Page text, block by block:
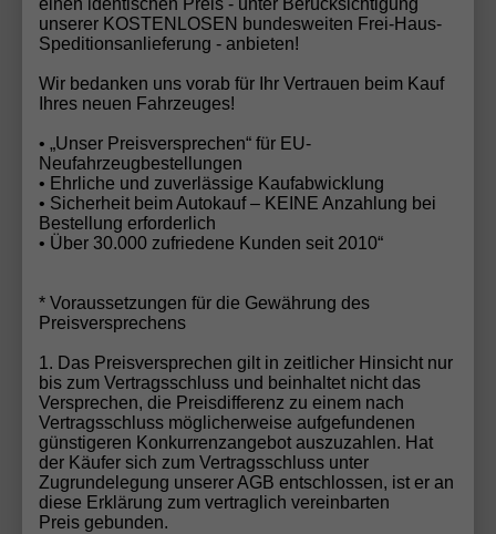
entscheidende Erfolgsfaktoren im Automobilhandel
sind. In einer Branche, die oft vom Preisdruck
geprägt ist, setzt die Automobilhandel von der Forst
GmbH auf langfristige Kundenbeziehungen, ehrliche
Beratung und nachvollziehbare Angebote – und wird
dafür nun mit dem Deutschen Fairness-Preis 2025
belohnt.
Ihr Wunschauto noch nicht gefunden?
Haben Sie Ihr Traumfahrzeug noch nicht entdeckt?
Kein Problem! Mit unseremEU-Neuwagen
Konfiguratorkönnen Sie Ihr Wunschauto in
wenigen Schritten individuell zusammenstellen –
genau nach Ihren Vorstellungen. Alternativ senden
Sie uns IhreFahrzeuganfrage, und unser
erfahrenes Team findet das perfekte Fahrzeug für
Sie. Egal ob spezifische Ausstattung, Farbe oder
einen identischen Preis - unter Berücksichtigung
unserer KOSTENLOSEN bundesweiten Frei-Haus-
Speditionsanlieferung - anbieten!
Wir bedanken uns vorab für Ihr Vertrauen beim Kauf
Ihres neuen Fahrzeuges!
• „Unser Preisversprechen“ für EU-
Neufahrzeugbestellungen
• Ehrliche und zuverlässige Kaufabwicklung
• Sicherheit beim Autokauf – KEINE Anzahlung bei
Bestellung erforderlich
• Über 30.000 zufriedene Kunden seit 2010“
* Voraussetzungen für die Gewährung des
Preisversprechens
1. Das Preisversprechen gilt in zeitlicher Hinsicht nur
bis zum Vertragsschluss und beinhaltet nicht das
Versprechen, die Preisdifferenz zu einem nach
Vertragsschluss möglicherweise aufgefundenen
günstigeren Konkurrenzangebot auszuzahlen. Hat
der Käufer sich zum Vertragsschluss unter
Zugrundelegung unserer AGB entschlossen, ist er an
diese Erklärung zum vertraglich vereinbarten
Preis gebunden.